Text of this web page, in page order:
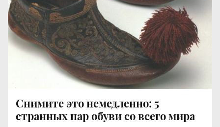
Снимите это немедленно: 5
странных пар обуви со всего мира